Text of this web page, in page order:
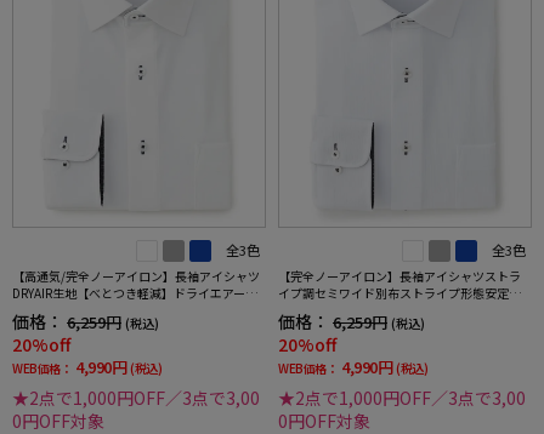
全3色
【高通気/完全ノーアイロン】長袖アイシャツ
DRYAIR生地【べとつき軽減】ドライエアース
定ストレッチ防汚効果吸汗速乾ワイシャツ春
夏
価格： 6,259円 (税込)
20%off
WEB価格： 4,990円 (税込)
★2点で1,000円OFF／3点で3,00
0円OFF対象
全3色
【完全ノーアイロン】長袖アイシャツストラ
イプ調セミワイド別布ストライプ形態安定ス
価格： 6,259円 (税込)
20%off
WEB価格： 4,990円 (税込)
★2点で1,000円OFF／3点で3,00
0円OFF対象